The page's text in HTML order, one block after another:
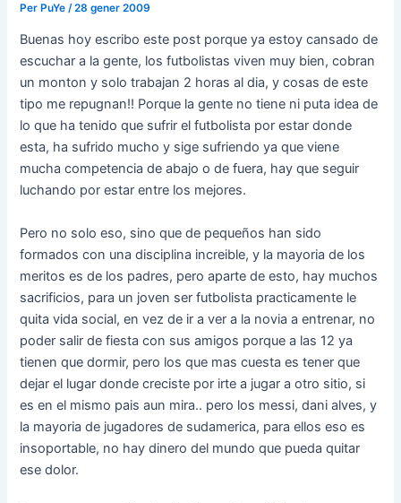
Per PuYe/28 gener 2009
Buenas hoy escribo este post porque ya estoy cansado de
escuchar a la gente, los futbolistas viven muy bien, cobran
un monton y solo trabajan 2 horas al dia, y cosas de este
tipo me repugnan!! Porque la gente no tiene ni puta idea de
lo que ha tenido que sufrir el futbolista por estar donde
esta, ha sufrido mucho y sige sufriendo ya que viene
mucha competencia de abajo o de fuera, hay que seguir
luchando por estar entre los mejores.
Pero no solo eso, sino que de pequeños han sido
formados con una disciplina increible, y la mayoria de los
meritos es de los padres, pero aparte de esto, hay muchos
sacrificios, para un joven ser futbolista practicamente le
quita vida social, en vez de ir a ver a la novia a entrenar, no
poder salir de fiesta con sus amigos porque a las 12 ya
tienen que dormir, pero los que mas cuesta es tener que
dejar el lugar donde creciste por irte a jugar a otro sitio, si
es en el mismo pais aun mira.. pero los messi, dani alves, y
la mayoria de jugadores de sudamerica, para ellos eso es
insoportable, no hay dinero del mundo que pueda quitar
ese dolor.